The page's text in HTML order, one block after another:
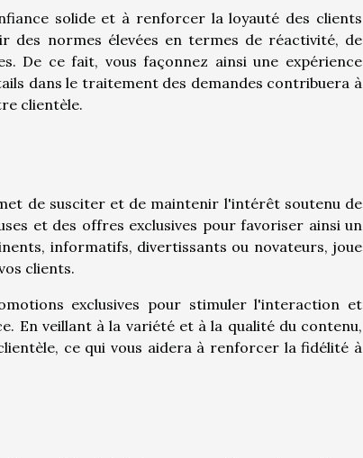
solide et à renforcer la loyauté des clients
des normes élevées en termes de réactivité, de
De ce fait, vous façonnez ainsi une expérience
dans le traitement des demandes contribuera à
clientèle.
de susciter et de maintenir l'intérêt soutenu de
et des offres exclusives pour favoriser ainsi un
informatifs, divertissants ou novateurs, joue
clients.
exclusives pour stimuler l'interaction et
En veillant à la variété et à la qualité du contenu,
ce qui vous aidera à renforcer la fidélité à